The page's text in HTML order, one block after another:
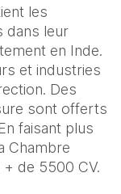
les
dans leur
en Inde.
et industries
Des
sont offerts
faisant plus
Chambre
de 5500 CV.